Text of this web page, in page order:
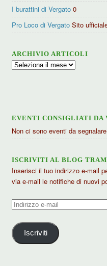
I burattini di Vergato 0
Pro Loco di Vergato Sito
ARCHIVIO ARTICOLI
Archivio
EVENTI CONSIGLIATI DA
Non ci sono eventi da segnalare
ISCRIVITI AL BLOG
Inserisci il tuo indirizzo e-mail
via e-mail le notifiche di nuovi
Indirizzo
mail
Iscriviti